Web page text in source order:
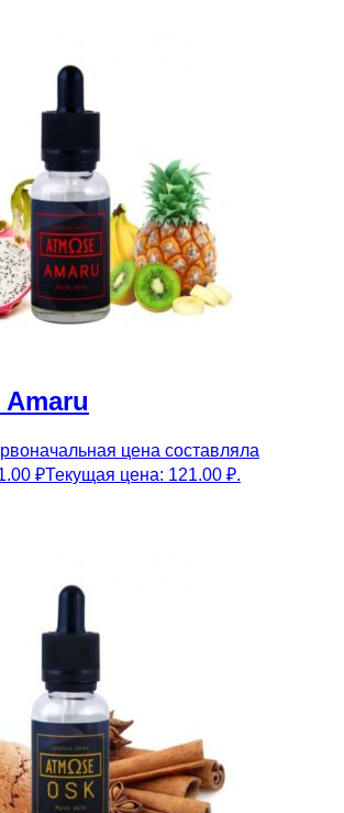
цена составляла
₽Текущая цена: 121.00 ₽.